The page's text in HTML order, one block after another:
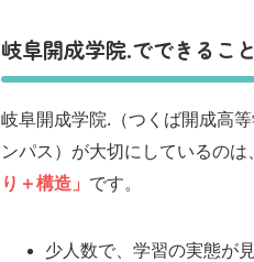
岐阜開成学院.でできるこ
岐阜開成学院.（つくば開成高
ンパス）が大切にしているの
り＋構造」 です。
少人数で、学習の実態が